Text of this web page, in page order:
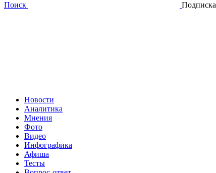
Поиск Подписка
Новости
Аналитика
Мнения
Фото
Видео
Инфографика
Афиша
Тесты